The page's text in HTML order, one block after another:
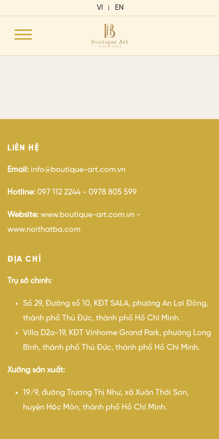
VI EN
LIÊN HỆ
Email: info@boutique-art.com.vn
Hotline: 097 112 2244 - 0978 805 599
Website: www.boutique-art.com.vn -
www.noithatba.com
ĐỊA CHỈ
Trụ sở chính:
Số 29, Đường số 10, KĐT SALA, phường An Lợi Đông,
thành phố Thủ Đức, thành phố Hồ Chí Minh.
Villa D2a-19, KĐT Vinhome Grand Park, phường Long
Bình, thành phố Thủ Đức, thành phố Hồ Chí Minh.
Xưởng sản xuất:
19/9, đường Trương Thị Như, xã Xuân Thới Sơn,
huyện Hóc Môn, thành phố Hồ Chí Minh.